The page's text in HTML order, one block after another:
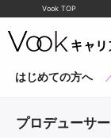
Vook TOP
はじめての方へ
プロデューサ